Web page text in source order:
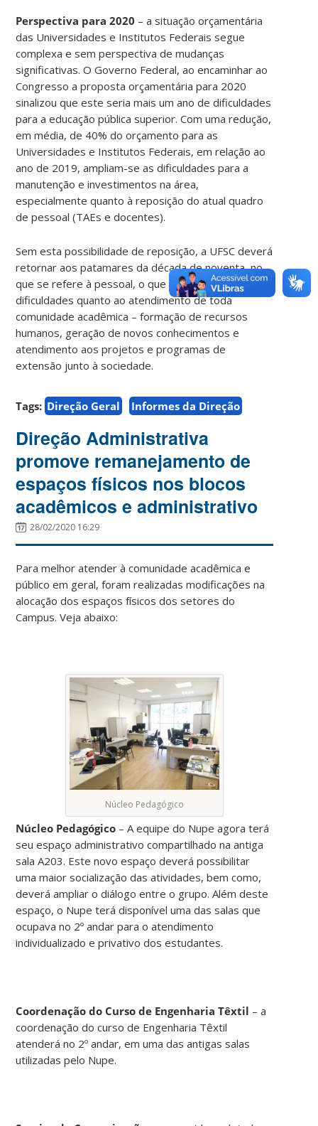
Perspectiva para 2020 – a situação orçamentária
das Universidades e Institutos Federais segue
complexa e sem perspectiva de mudanças
significativas. O Governo Federal, ao encaminhar ao
Congresso a proposta orçamentária para 2020
sinalizou que este seria mais um ano de dificuldades
para a educação pública superior. Com uma redução,
em média, de 40% do orçamento para as
Universidades e Institutos Federais, em relação ao
ano de 2019, ampliam-se as dificuldades para a
manutenção e investimentos na área,
especialmente quanto à reposição do atual quadro
de pessoal (TAEs e docentes).
Sem esta possibilidade de reposição, a UFSC deverá
retornar aos patamares da década de noventa, no
que se refere à pessoal, o que acarretará
dificuldades quanto ao atendimento de toda
comunidade acadêmica – formação de recursos
humanos, geração de novos conhecimentos e
atendimento aos projetos e programas de
extensão junto à sociedade.
Tags: Direção Geral Informes da Direção
Direção Administrativa
promove remanejamento de
espaços físicos nos blocos
acadêmicos e administrativo
28/02/2020 16:29
Para melhor atender à comunidade acadêmica e
público em geral, foram realizadas modificações na
alocação dos espaços físicos dos setores do
Campus. Veja abaixo:
Núcleo Pedagógico
Núcleo Pedagógico – A equipe do Nupe agora terá
seu espaço administrativo compartilhado na antiga
sala A203. Este novo espaço deverá possibilitar
uma maior socialização das atividades, bem como,
deverá ampliar o diálogo entre o grupo. Além deste
espaço, o Nupe terá disponível uma das salas que
ocupava no 2º andar para o atendimento
individualizado e privativo dos estudantes.
Coordenação do Curso de Engenharia Têxtil – a
coordenação do curso de Engenharia Têxtil
atenderá no 2º andar, em uma das antigas salas
utilizadas pelo Nupe.